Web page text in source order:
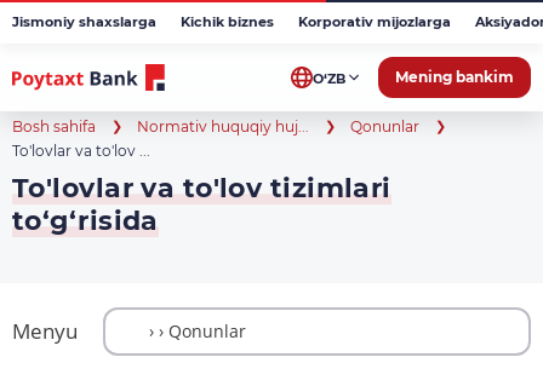
Jismoniy shaxslarga Kichik biznes Korporativ mijozlarga
O‘ZB Mening bankim
Bosh sahifa Normativ huquqiy huj...
Qonunlar
To'lovlar va to'lov ...
To'lovlar va to'lov tizimlari
to‘g‘risida
Menyu